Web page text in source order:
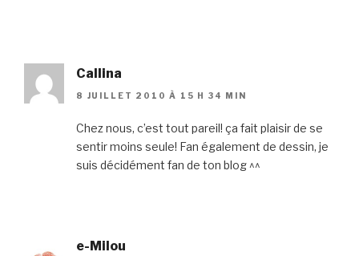
Callina
8 JUILLET 2010 À 15 H 34 MIN
Chez nous, c’est tout pareil! ça fait plaisir de se
sentir moins seule! Fan également de dessin, je
suis décidément fan de ton blog ^^
e-Milou